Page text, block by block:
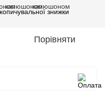
знижки
Порівняти